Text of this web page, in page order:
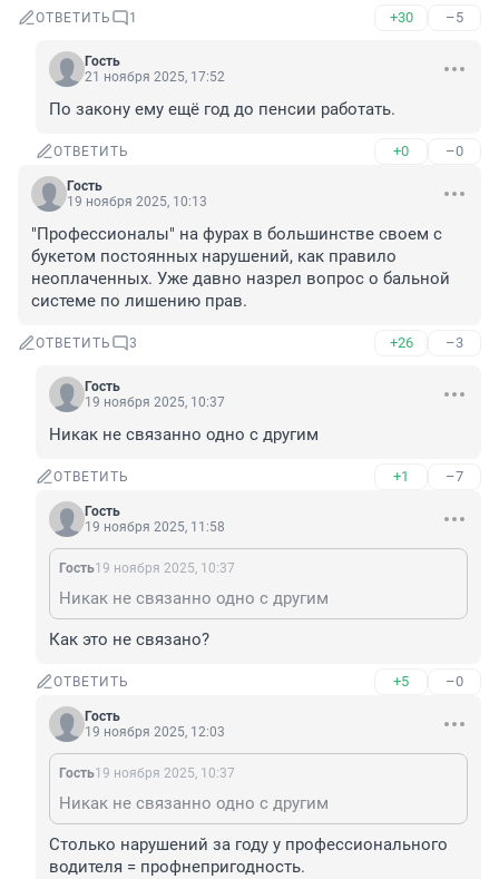
ОТВЕТИТЬ 1 +30 –5
Гость
21 ноября 2025, 17:52
По закону ему ещё год до пенсии работать.
ОТВЕТИТЬ +0 –0
Гость
19 ноября 2025, 10:13
"Профессионалы" на фурах в большинстве своем с
букетом постоянных нарушений, как правило
неоплаченных. Уже давно назрел вопрос о бальной
системе по лишению прав.
ОТВЕТИТЬ 3 +26 –3
Гость
19 ноября 2025, 10:37
Никак не связанно одно с другим
ОТВЕТИТЬ +1 –7
Гость
19 ноября 2025, 11:58
Гость19 ноября 2025, 10:37
Никак не связанно одно с другим
Как это не связано?
ОТВЕТИТЬ +5 –0
Гость
19 ноября 2025, 12:03
Гость19 ноября 2025, 10:37
Никак не связанно одно с другим
Столько нарушений за году у профессионального
водителя = профнепригодность.